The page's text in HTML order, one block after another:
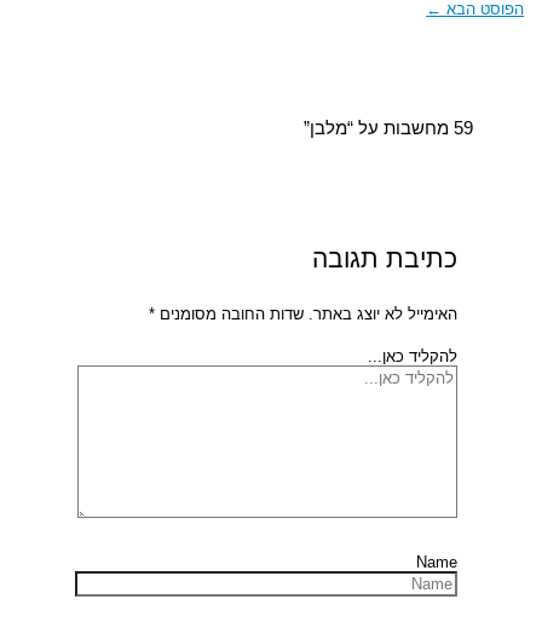
הפוסט הבא ←
59 מחשבות על “מלבן”
כתיבת תגובה
האימייל לא יוצג באתר. שדות החובה מסומנים *
להקליד כאן...
Name